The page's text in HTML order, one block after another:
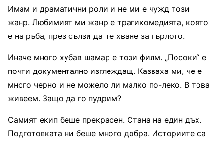
Имам и драматични роли и не ми е чужд този
жанр. Любимият ми жанр е трагикомедията, която
е на ръба, през сълзи да те хване за гърлото.
Иначе много хубав шамар е този филм. „Посоки“ е
почти документално изглеждащ. Казваха ми, че е
много черно и не можело ли малко по-леко. В това
живеем. Защо да го пудрим?
Самият екип беше прекрасен. Стана на един дъх.
Подготовката ни беше много добра. Историите са